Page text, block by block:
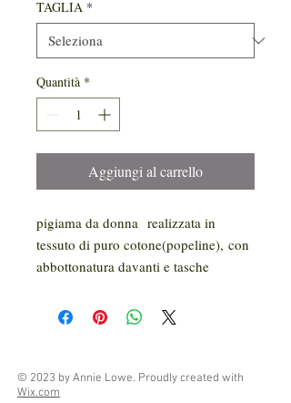
TAGLIA *
Quantità *
Aggiungi al carrello
pigiama da donna realizzata in
tessuto di puro cotone(popeline), con
abbottonatura davanti e tasche
© 2023 by Annie Lowe. Proudly created with
Wix.com